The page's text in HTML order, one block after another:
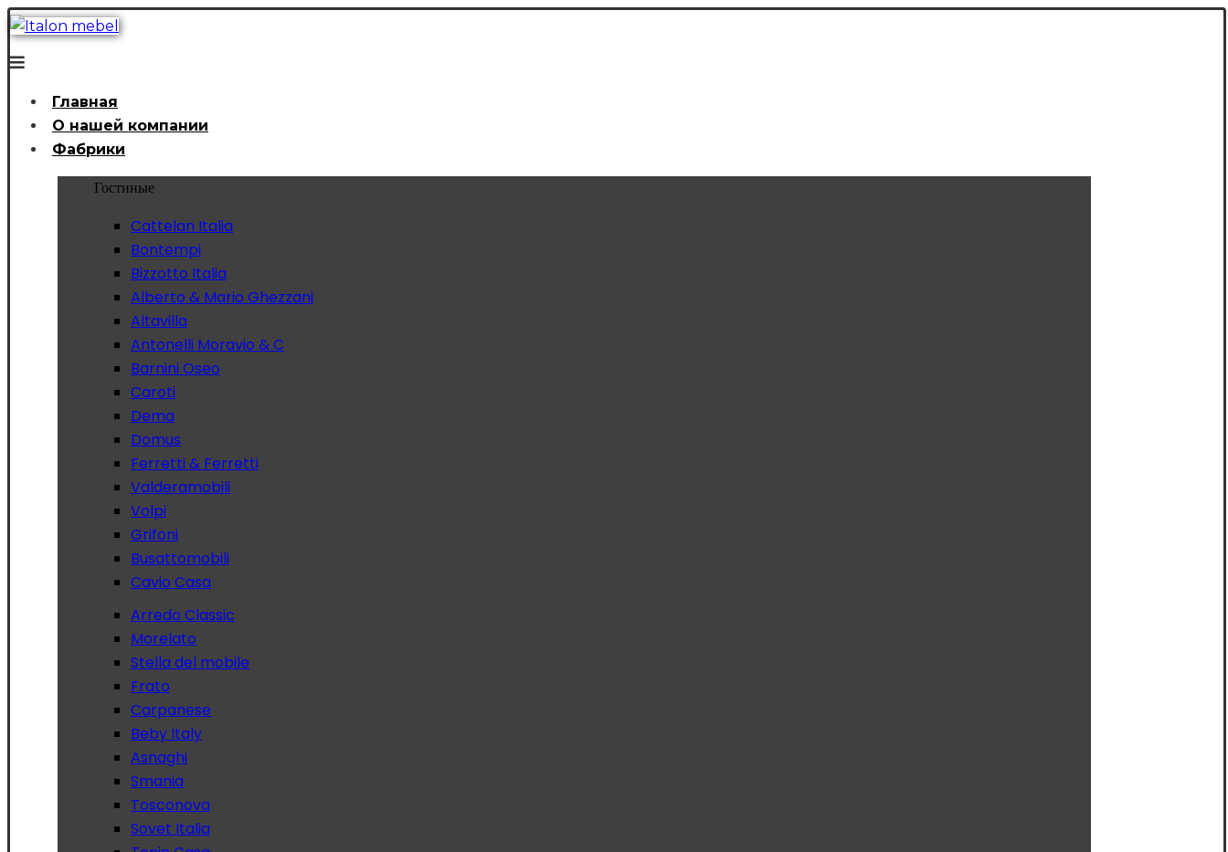
Главная
О нашей компании
Фабрики
Гостиные
Cattelan Italia
Bontempi
Bizzotto Italia
Alberto & Mario Ghezzani
Altavilla
Antonelli Moravio & C
Barnini Oseo
Caroti
Dema
Domus
Ferretti & Ferretti
Valderamobili
Volpi
Grifoni
Busattomobili
Cavio Casa
Arredo Classic
Morelato
Stella del mobile
Frato
Carpanese
Beby Italy
Asnaghi
Smania
Tosconova
Sovet Italia